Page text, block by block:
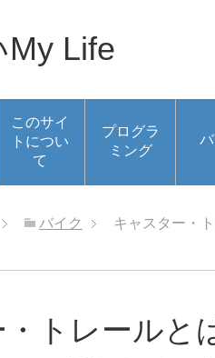
My Life
このサイ
トについ
て
プログラ
ミング
バイク キャスター・
トレールと